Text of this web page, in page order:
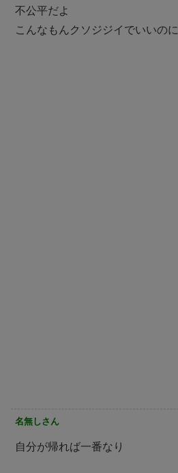
不公平だよ
こんなもんクソジジイでいいのに
名無しさん
自分が帰れば一番なり